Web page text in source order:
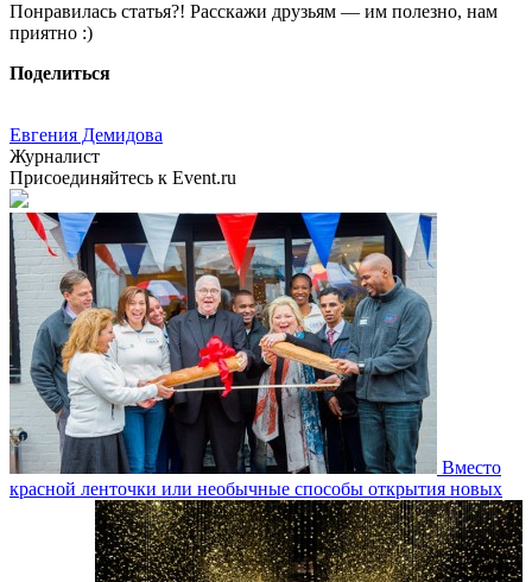
Понравилась статья?! Расскажи друзьям — им полезно, нам
приятно :)
Поделиться
Евгения Демидова
Журналист
Присоединяйтесь к Event.ru
Вместо
красной ленточки или необычные способы открытия новых